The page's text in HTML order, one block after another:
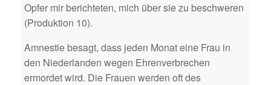
Opfer mir berichteten, mich über sie zu beschweren
(Produktion 10).
Amnestie besagt, dass jeden Monat eine Frau in
den Niederlanden wegen Ehrenverbrechen
ermordet wird. Die Frauen werden oft des